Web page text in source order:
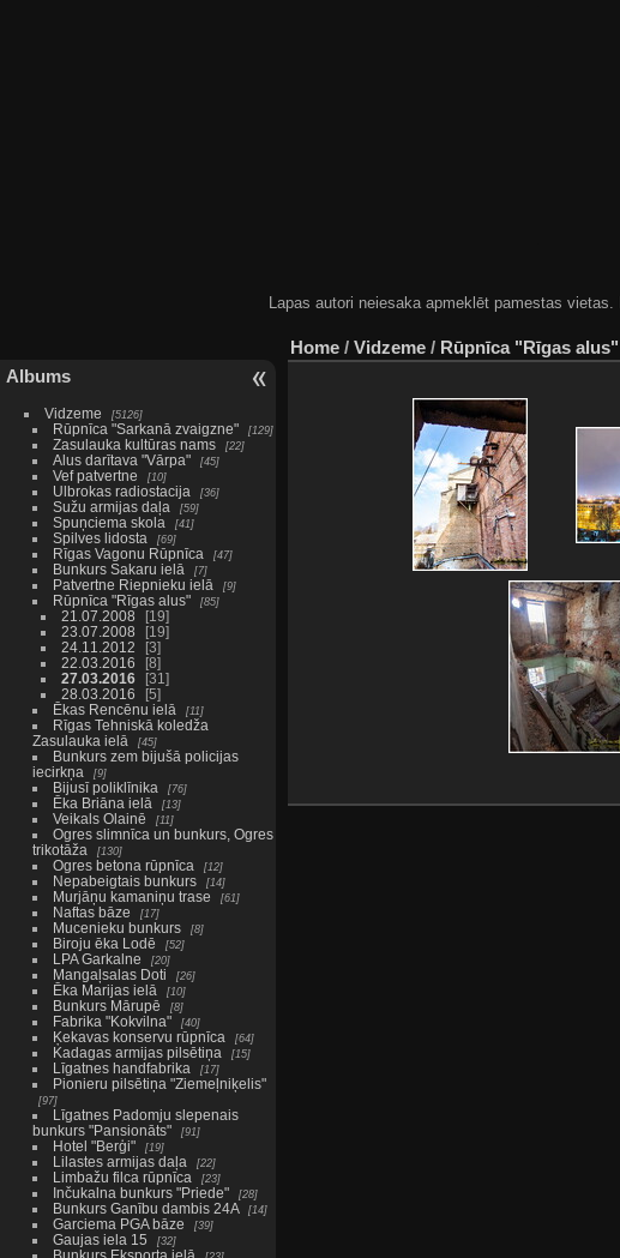
Lapas autori neiesaka apmeklēt pamestas
Albums
Vidzeme 5126
Rūpnīca "Sarkanā zvaigzne" 129
Zasulauka kultūras nams 22
Alus darītava "Vārpa" 45
Vef patvertne 10
Ulbrokas radiostacija 36
Sužu armijas daļa 59
Spuņciema skola 41
Spilves lidosta 69
Rīgas Vagonu Rūpnīca 47
Bunkurs Sakaru ielā 7
Patvertne Riepnieku ielā 9
Rūpnīca "Rīgas alus" 85
21.07.2008
19
23.07.2008
19
24.11.2012
3
22.03.2016
8
27.03.2016
31
28.03.2016
5
Ēkas Rencēnu ielā
11
Rīgas Tehniskā koledža
Zasulauka ielā
45
Bunkurs zem bijušā policijas
iecirkņa
9
Bijusī poliklīnika 76
Ēka Briāna ielā 13
Veikals Olainē 11
Ogres slimnīca un bunkurs, Ogres
trikotāža
130
Ogres betona rūpnīca 12
Nepabeigtais bunkurs 14
Murjāņu kamaniņu trase 61
Naftas bāze 17
Mucenieku bunkurs 8
Biroju ēka Lodē 52
LPA Garkalne 20
Mangaļsalas Doti 26
Ēka Marijas ielā 10
Bunkurs Mārupē 8
Fabrika "Kokvilna" 40
Ķekavas konservu rūpnīca 64
Kadagas armijas pilsētiņa 15
Līgatnes handfabrika 17
Pionieru pilsētiņa "Ziemeļniķelis"
97
Līgatnes Padomju slepenais
bunkurs "Pansionāts"
91
Hotel "Berģi" 19
Lilastes armijas daļa 22
Limbažu filca rūpnīca 23
Inčukalna bunkurs "Priede" 28
Bunkurs Ganību dambis 24A 14
Garciema PGA bāze 39
Gaujas iela 15 32
Home / Vidzeme / Rūpnīca "Rīgas alus"